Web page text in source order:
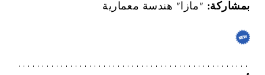
بمشاركة: "مازا" هندسة معمارية